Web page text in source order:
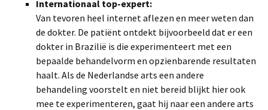
Internationaal top-expert:
Van tevoren heel internet aflezen en meer weten dan
de dokter. De patiënt ontdekt bijvoorbeeld dat er een
dokter in Brazilië is die experimenteert met een
bepaalde behandelvorm en opzienbarende resultaten
haalt. Als de Nederlandse arts een andere
behandeling voorstelt en niet bereid blijkt hier ook
mee te experimenteren, gaat hij naar een andere arts